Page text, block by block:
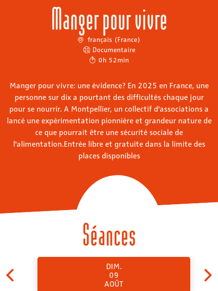
Manger pour vivre
français (France)
Documentaire
0h 52min
Manger pour vivre: une évidence? En 2025 en France, une
personne sur dix a pourtant des difficultés chaque jour
pour se nourrir. A Montpellier, un collectif d'associations a
lancé une expérimentation pionnière et grandeur nature de
ce que pourrait être une sécurité sociale de
l'alimentation.Entrée libre et gratuite dans la limite des
places disponibles
Séances
DIM.
09
AOÛT